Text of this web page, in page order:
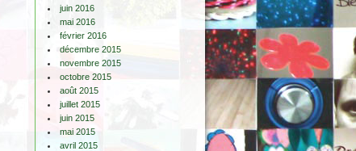
juin 2016
mai 2016
février 2016
décembre 2015
novembre 2015
octobre 2015
août 2015
juillet 2015
juin 2015
mai 2015
avril 2015